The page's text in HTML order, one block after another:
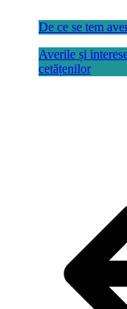
De ce se tem
Averile și
cetățenilor